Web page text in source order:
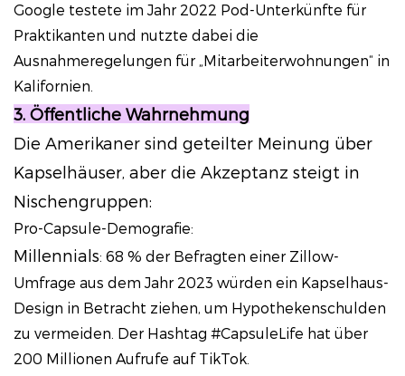
Google testete im Jahr 2022 Pod-Unterkünfte für
Praktikanten und nutzte dabei die
Ausnahmeregelungen für „Mitarbeiterwohnungen“ in
Kalifornien.
3. Öffentliche Wahrnehmung
Die Amerikaner sind geteilter Meinung über
Kapselhäuser, aber die Akzeptanz steigt in
Nischengruppen:
Pro-Capsule-Demografie:
Millennials: 68 % der Befragten einer Zillow-
Umfrage aus dem Jahr 2023 würden ein Kapselhaus-
Design in Betracht ziehen, um Hypothekenschulden
zu vermeiden. Der Hashtag #CapsuleLife hat über
200 Millionen Aufrufe auf TikTok.